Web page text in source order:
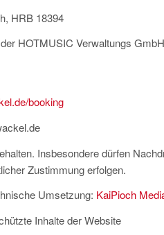
HRB 18394
HOTMUSIC Verwaltungs
booking
Insbesondere dürfen
Zustimmung erfolgen.
Umsetzung: KaiPioch
Inhalte der Website